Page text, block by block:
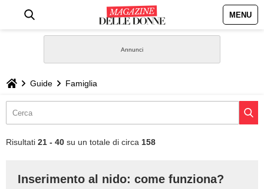
MENU
STILE
Guide Famiglia
Risultati 21 - 40 su un totale di circa 158
Inserimento al nido: come funziona?